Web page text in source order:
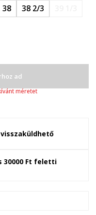
38 38 2/3
ad
méretet
30000 Ft feletti